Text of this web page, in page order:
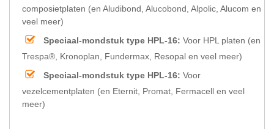
composietplaten (en Aludibond, Alucobond, Alpolic, Alucom en
veel meer)
Speciaal-mondstuk type HPL-16: Voor HPL platen (en
Trespa®, Kronoplan, Fundermax, Resopal en veel meer)
Speciaal-mondstuk type HPL-16: Voor
vezelcementplaten (en Eternit, Promat, Fermacell en veel
meer)